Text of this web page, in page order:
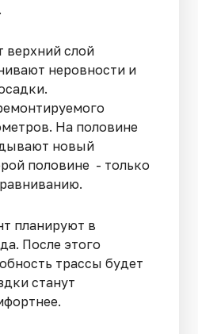
верхний слой
неровности и
На половине
новый
половине - только
планируют в
После этого
трассы будет
станут